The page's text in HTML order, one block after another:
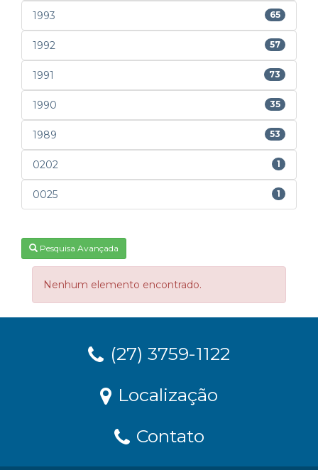
1993 65
1992 57
1991 73
1990 35
1989 53
0202 1
0025 1
Pesquisa Avançada
Nenhum elemento encontrado.
(27) 3759-1122
Localização
Contato